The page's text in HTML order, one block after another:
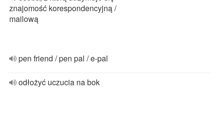
znajomość korespondencyjną /
mailową
pen friend / pen pal / e-pal
odłożyć uczucia na bok